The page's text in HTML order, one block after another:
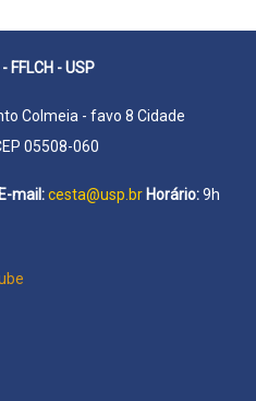
- USP
Colmeia - favo 8 Cidade
05508-060
E-mail:cesta@usp.br Horário:9h